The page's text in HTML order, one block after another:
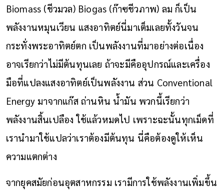
Biomass (ชีวมวล) Biogas (ก๊าซชีวภาพ) ลม ก็เป็น
พลังงานหมุนเวียน แสงอาทิตย์นี่มาเต็มเลยทั้งวันจน
กระทั่งพระอาทิตย์ตก เป็นพลังงานที่มาอย่างต่อเนื่อง
อาจเรียกว่าไม่มีต้นทุนเลย ถ้าจะมีคืออุปกรณ์และเครื่อง
มือที่แปลงแสงอาทิตย์เป็นพลังงาน ส่วน Conventional
Energy มาจากแก๊ส ถ่านหิน น้ำมัน พวกนี้เรียกว่า
พลังงานสิ้นเปลือง ใช้แล้วหมดไป เพราะฉะนั้นทุกเม็ดที่
เรานำมาใช้แปลว่าเราต้องมีต้นทุน นี่คือต้องดูให้เห็น
ความแตกต่าง
จากยุคสมัยก่อนอุตสาหกรรม เรามีการใช้พลังงานเพิ่มขึ้น